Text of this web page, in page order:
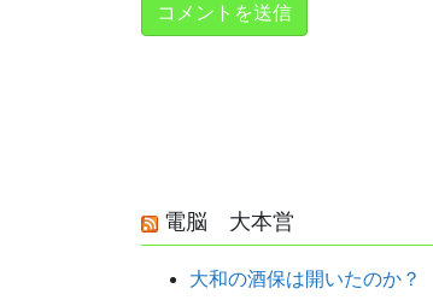
電脳 大本営
大和の酒保は開いたのか？